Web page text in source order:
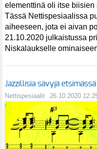
elementtinä oli itse biisien
Tässä Nettispesiaalissa
aiheeseen, jota ei aivan
21.10.2020 julkaistussa
Niskalaukselle
Jazzillisia sävyjä
Nettispesiaalit 26.10.2020